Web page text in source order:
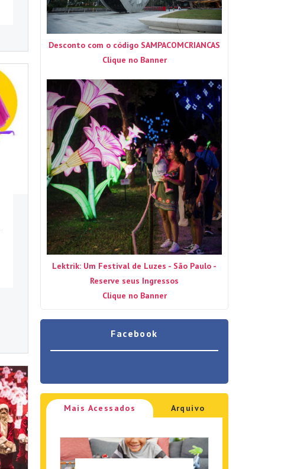
Desconto com o código SAMPACOMCRIANCAS
Clique no Banner
Lektrik: Um Festival de Luzes - São Paulo -
Reserve seus Ingressos
Clique no Banner
Facebook
Mais Acessados Arquivo